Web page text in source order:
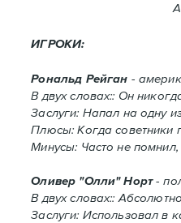
ИГРОКИ:
Рональд Рейган -
В двух словах:: Он
Заслуги: Напал на одну
Плюсы: Когда советники
Минусы: Часто не
Оливер "Олли" Норт-
В двух словах::
Заслуги: Использовал в